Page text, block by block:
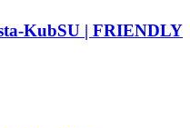
KubSU | FRIENDLY